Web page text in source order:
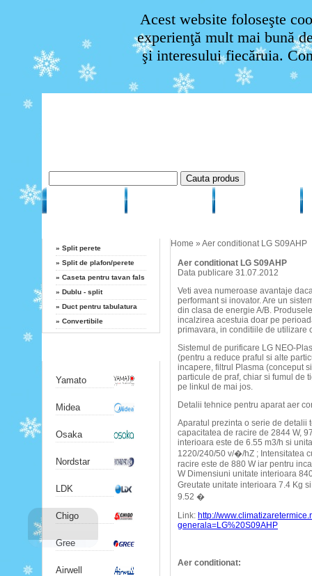
Acest website foloseşte
experienţă mult mai bună
şi interesului fiecăruia.
» Split perete
» Split de plafon/perete
» Caseta pentru tavan fals
» Dublu - split
» Duct pentru tabulatura
» Convertibile
Yamato
Midea
Osaka
Nordstar
LDK
Chigo
Gree
Airwell
Home » Aer conditionat LG S09AHP
Aer conditionat LG S09AHP
Data publicare 31.07.2012
Veti avea numeroase avantaje
performant si inovator. Are un
din clasa de energie A/B.
incalzirea acestuia doar pe
primavara, in conditiile de utilizare
Sistemul de purificare LG NEO-
(pentru a reduce praful si alte
incapere, filtrul Plasma (conceput
particule de praf, chiar si fumul de
pe linkul de mai jos.
Detalii tehnice pentru aparat aer
Aparatul prezinta o serie de detalii
capacitatea de racire de 2844 W,
interioara este de 6.55 m3/h si
1220/240/50 v/�/hZ ; Intensitatea
racire este de 880 W iar pentru
W Dimensiuni unitate interioara
Greutate unitate interioara 7.4 Kg
9.52 �
Link: http://
generala=LG%20S09AHP
Aer conditionat: